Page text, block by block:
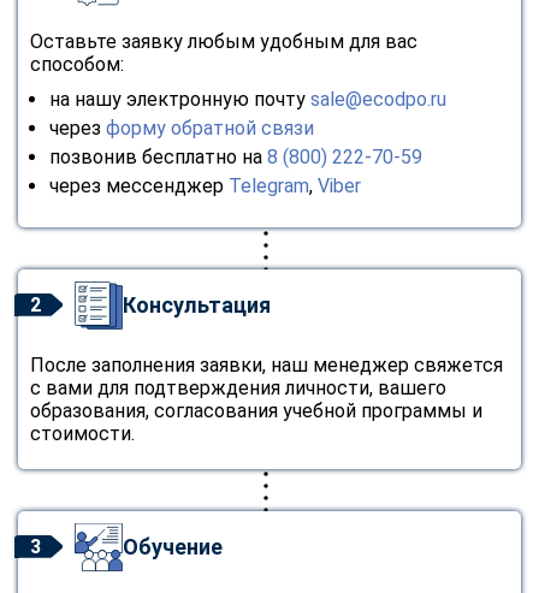
Оставьте заявку любым удобным для вас
способом:
на нашу электронную почту sale@ecodpo.ru
через форму обратной связи
позвонив бесплатно на 8 (800) 222-70-59
через мессенджер Telegram, Viber
2 Консультация
После заполнения заявки, наш менеджер свяжется
с вами для подтверждения личности, вашего
образования, согласования учебной программы и
стоимости.
3 Обучение